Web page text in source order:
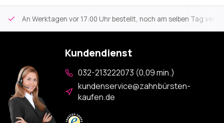
An Werktagen vor 17:00 Uhr bestellt, noch am selben Tag
Kundendienst
032-213222073 (0,09 min.)
kundenservice@zahnbürsten-
kaufen.de